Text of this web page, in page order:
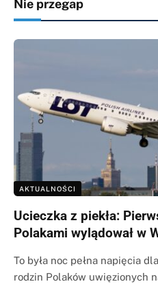
Nie przegap
AKTUALNOŚCI
Ucieczka z piekła:
Polakami wylądował w
To była noc pełna napięcia
rodzin Polaków uwięzionych